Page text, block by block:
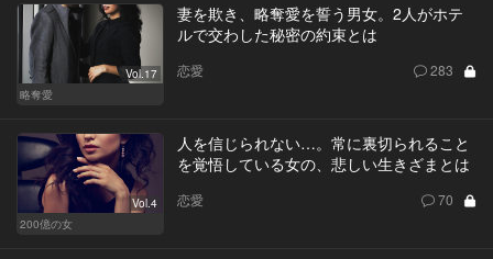
Vol.17
略奪愛
妻を欺き、略奪愛を誓う男女。2人がホテ
ルで交わした秘密の約束とは
恋愛 283
Vol.4
200億の女
人を信じられない…。常に裏切られること
を覚悟している女の、悲しい生きざまとは
恋愛 70